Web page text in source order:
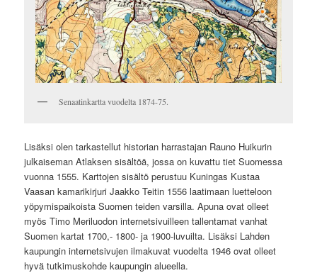
Senaatinkartta vuodelta 1874-75.
Lisäksi olen tarkastellut historian harrastajan Rauno Huikurin
julkaiseman Atlaksen sisältöä, jossa on kuvattu tiet Suomessa
vuonna 1555. Karttojen sisältö perustuu Kuningas Kustaa
Vaasan kamarikirjuri Jaakko Teitin 1556 laatimaan luetteloon
yöpymispaikoista Suomen teiden varsilla. Apuna ovat olleet
myös Timo Meriluodon internetsivuilleen tallentamat vanhat
Suomen kartat 1700,- 1800- ja 1900-luvuilta. Lisäksi Lahden
kaupungin internetsivujen ilmakuvat vuodelta 1946 ovat olleet
hyvä tutkimuskohde kaupungin alueella.